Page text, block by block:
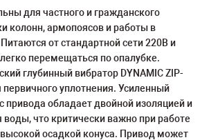
для частного и гражданского
колонн, армопоясов и работы в
от стандартной сети 220В и
перемещаться по опалубке.
глубинный вибратор DYNAMIC ZIP-
уплотнения. Усиленный
привода обладает двойной изоляцией и
что критически важно при работе
осадкой конуса. Привод может